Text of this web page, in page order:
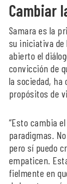
Cambiar
Samara es la
su iniciativa de
abierto el
convicción de
la sociedad, ha
propósitos de
“Esto cambia
paradigmas.
pero sí puedo
empaticen.
fielmente en